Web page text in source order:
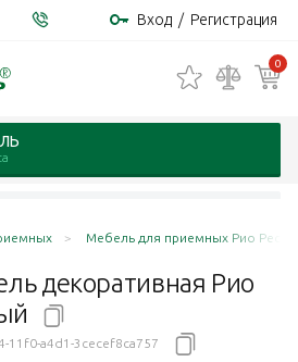
Вход / Регистрация
0
Мебель для приемных Рио
декоративная Рио
11f0-a4d1-3cecef8ca757